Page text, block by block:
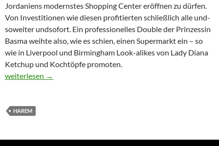
Jordaniens modernstes Shopping Center eröffnen zu dürfen.
Von Investitionen wie diesen profitierten schließlich alle und-
soweiter undsofort. Ein professionelles Double der Prinzessin
Basma weihte also, wie es schien, einen Supermarkt ein – so
wie in Liverpool und Birmingham Look-alikes von Lady Diana
Ketchup und Kochtöpfe promoten.
Abschied vom Harem
weiterlesen →
HAREM